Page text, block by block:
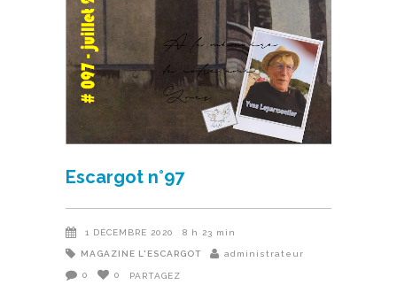
Escargot n°97
1 DÉCEMBRE 2020 8 h 23 min
MAGAZINE L'ESCARGOT administrateur
0 0 PARTAGEZ